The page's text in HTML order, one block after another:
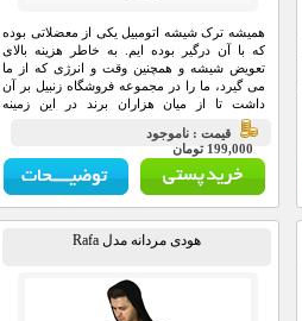
همیشه ترک شیشه اتومبیل یکی از معضلاتی بوده
که با آن درگیر بوده ایم. به خاطر هزینه بالای
تعویض شیشه و همچنین وقت و انرژی که از ما
می گیرد، ما را در مجموعه فروشگاه زنبیل بر آن
داشت تا از میان هزاران برند در این زمینه
محصولی را که کارآمد باشد تهیه و خدمت همطنان
عزیزمان عرضه کنیم.
قيمت : ناموجود
199,000 تومان
هودی مردانه مدل Rafa